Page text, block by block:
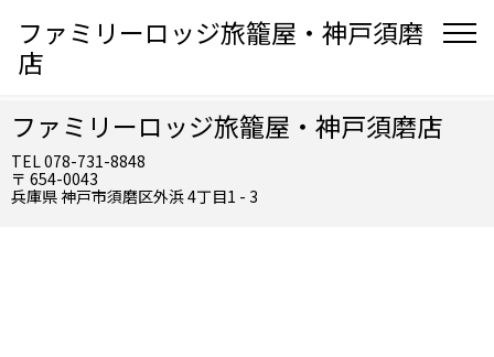
ファミリーロッジ旅籠屋・神戸須磨
店
ファミリーロッジ旅籠屋・神戸須磨店
TEL 078-731-8848
〒 654-0043
兵庫県 神戸市須磨区外浜 4丁目1 - 3